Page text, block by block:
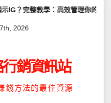
效管理你的線上隱私與數據安全
2026
銷資訊站
錢方法的最佳資源